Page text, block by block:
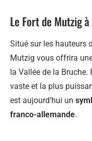
Le Fort de Mutzig à
Situé sur les hauteurs
Mutzig vous offrira
la Vallée de la
vaste et la plus
est aujourd’hui un
franco-allemande.